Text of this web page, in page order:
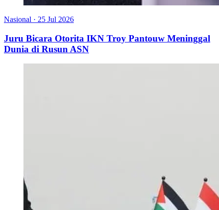
Nasional · 25 Jul 2026
Juru Bicara Otorita IKN Troy Pantouw Meninggal
Dunia di Rusun ASN